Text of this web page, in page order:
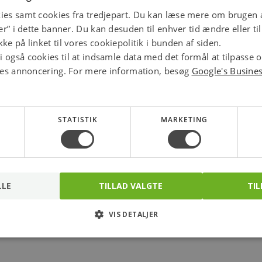
120,00 kr.
stk.
79,00 kr.
mtr.
af stærkstrømsbekendtgørelsen.
samt cookies fra tredjepart. Du kan læse mere om brugen
i dette banner. Du kan desuden til enhver tid ændre eller
på linket til vores cookiepolitik i bunden af siden.
også cookies til at indsamle data med det formål at tilpasse
annoncering. For mere information, besøg Google's
STATISTIK MARKETING
TILLAD VALGTE
VIS DETALJER